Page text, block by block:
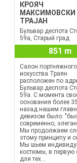
КРОЯЧ
МАКСИМОВСКИ
ТРАЈАН
Бульвар деспота
59а, Старый град
851 m
Салон портняжного
искусства Траян
расположен по
Бульвар деспота
59а. С момента
основания более
назад нашим
девизом было:
современно,
Мы продолжаем
этому принципу и
Мы шьем
костюмы, в первую
для тех...